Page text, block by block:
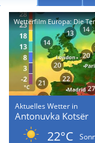
Wetterfilm Europa: Die
Aktuelles Wetter in
Antonuvka Kotsër
22°C